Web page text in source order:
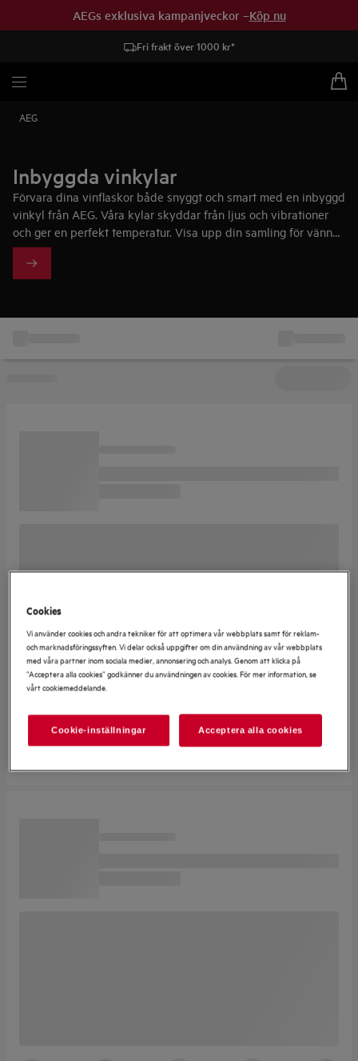
AEGs exklusiva kampanjveckor –Köp nu
Fri frakt över 1000 kr*
AEG
Inbyggda vinkylar
Förvara dina vinflaskor både snyggt och smart med en inbyggd
vinkyl från AEG. Våra kylar skyddar från ljus och vibrationer
och ger en perfekt temperatur. Visa upp din samling för vänner
och familj - utan att repa etiketterna.
Cookies
Vi använder cookies och andra tekniker för att optimera vår webbplats samt för reklam-
och marknadsföringssyften. Vi delar också uppgifter om din användning av vår webbplats
med våra partner inom sociala medier, annonsering och analys. Genom att klicka på
”Acceptera alla cookies” godkänner du användningen av cookies. För mer information, se
vårt cookiemeddelande.
Cookie-inställningar Acceptera alla cookies